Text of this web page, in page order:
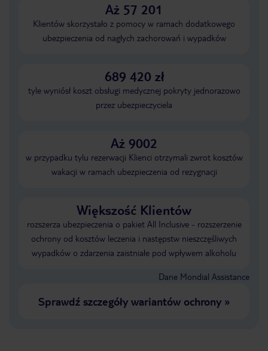
Aż 57 201
Klientów skorzystało z pomocy w ramach dodatkowego
ubezpieczenia od nagłych zachorowań i wypadków
689 420 zł
tyle wyniósł koszt obsługi medycznej pokryty jednorazowo
przez ubezpieczyciela
Aż 9002
w przypadku tylu rezerwacji Klienci otrzymali zwrot kosztów
wakacji w ramach ubezpieczenia od rezygnacji
Większość Klientów
rozszerza ubezpieczenia o pakiet All Inclusive - rozszerzenie
ochrony od kosztów leczenia i następstw nieszczęśliwych
wypadków o zdarzenia zaistniałe pod wpływem alkoholu
Dane Mondial Assistance
Sprawdź szczegóły wariantów ochrony»